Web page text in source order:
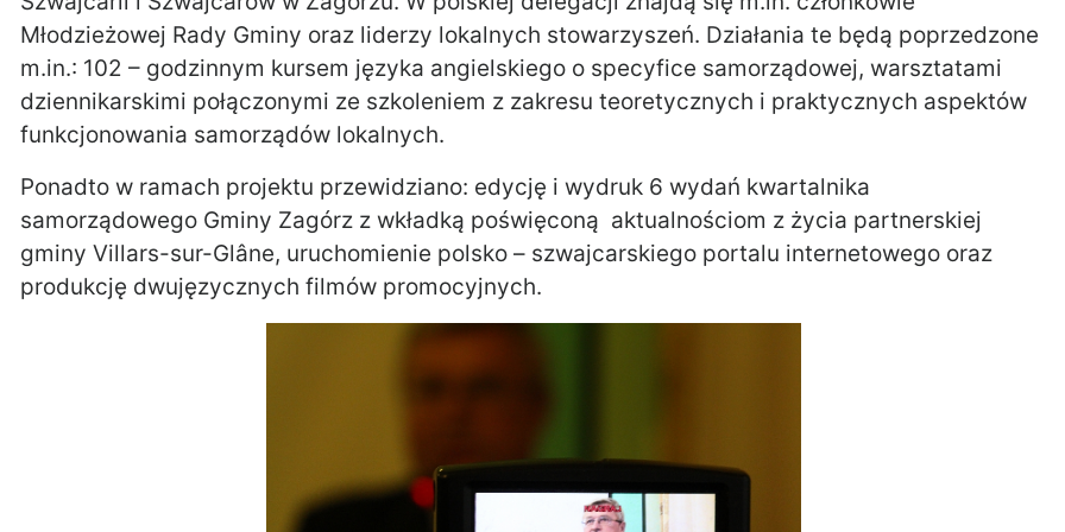
Młodzieżowej Rady Gminy oraz liderzy lokalnych stowarzyszeń. Działania te będą poprzedzone
m.in.: 102 – godzinnym kursem języka angielskiego o specyfice samorządowej, warsztatami
dziennikarskimi połączonymi ze szkoleniem z zakresu teoretycznych i praktycznych aspektów
funkcjonowania samorządów lokalnych.
Ponadto w ramach projektu przewidziano: edycję i wydruk 6 wydań kwartalnika
samorządowego Gminy Zagórz z wkładką poświęconą aktualnościom z życia partnerskiej
gminy Villars-sur-Glâne, uruchomienie polsko – szwajcarskiego portalu internetowego oraz
produkcję dwujęzycznych filmów promocyjnych.